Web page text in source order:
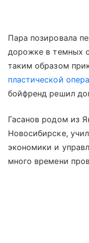
Пара позировала
дорожке в темных
таким образом
пластической
бойфренд решил
Гасанов родом из
Новосибирске,
экономики и
много времени